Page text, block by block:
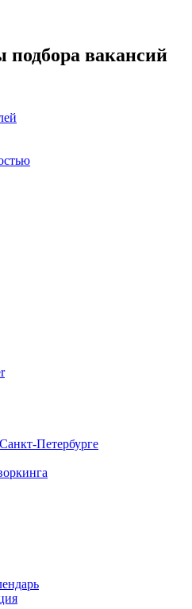
вакансий
Петербурге